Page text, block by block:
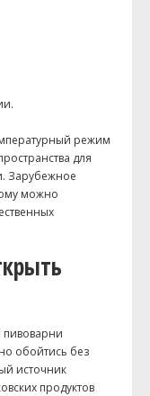
режим
для
Зарубежное
можно
пивоварни
обойтись без
источник
продуктов